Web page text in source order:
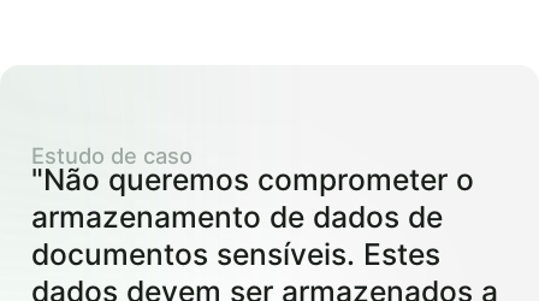
"Não queremos comprometer o
armazenamento de dados de
documentos sensíveis. Estes
dados devem ser armazenados a
Estudo de caso